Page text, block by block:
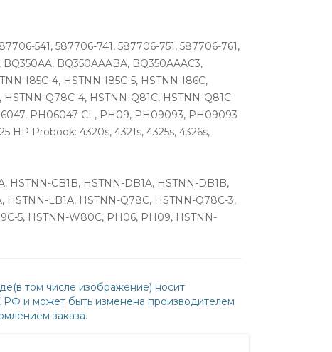
541, 587706-741, 587706-751, 587706-761,
BQ350AAABA, BQ350AAAC3,
I85C-4, HSTNN-I85C-5, HSTNN-I86C,
Q78C-4, HSTNN-Q81C, HSTNN-Q81C-
PH06047-CL, PH09, PH09093, PH09093-
Probook: 4320s, 4321s, 4325s, 4326s,
HSTNN-CB1B, HSTNN-DB1A, HSTNN-DB1B,
HSTNN-LB1A, HSTNN-Q78C, HSTNN-Q78C-3,
5, HSTNN-W80C, PH06, PH09, HSTNN-
том числе изображение) носит
РФ и может быть изменена производителем
заказа.